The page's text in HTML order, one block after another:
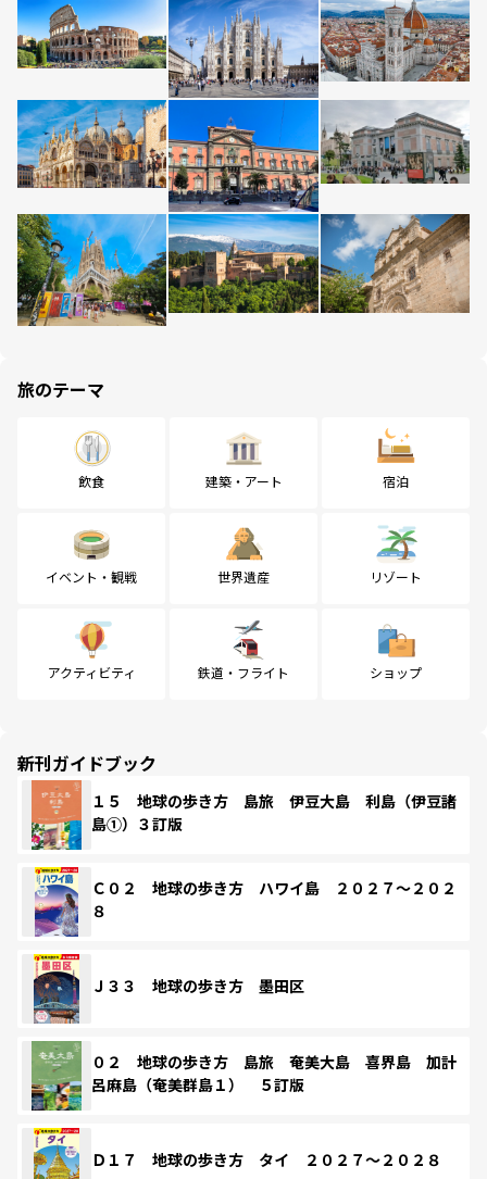
旅のテーマ
飲食 建築・アート 宿泊
イベント・観戦 世界遺産 リゾート
アクティビティ 鉄道・フライト ショップ
新刊ガイドブック
１５ 地球の歩き方 島旅 伊豆大島 利島（伊豆諸
島①）３訂版
Ｃ０２ 地球の歩き方 ハワイ島 ２０２７～２０２
８
Ｊ３３ 地球の歩き方 墨田区
０２ 地球の歩き方 島旅 奄美大島 喜界島 加計
呂麻島（奄美群島１） ５訂版
Ｄ１７ 地球の歩き方 タイ ２０２７～２０２８